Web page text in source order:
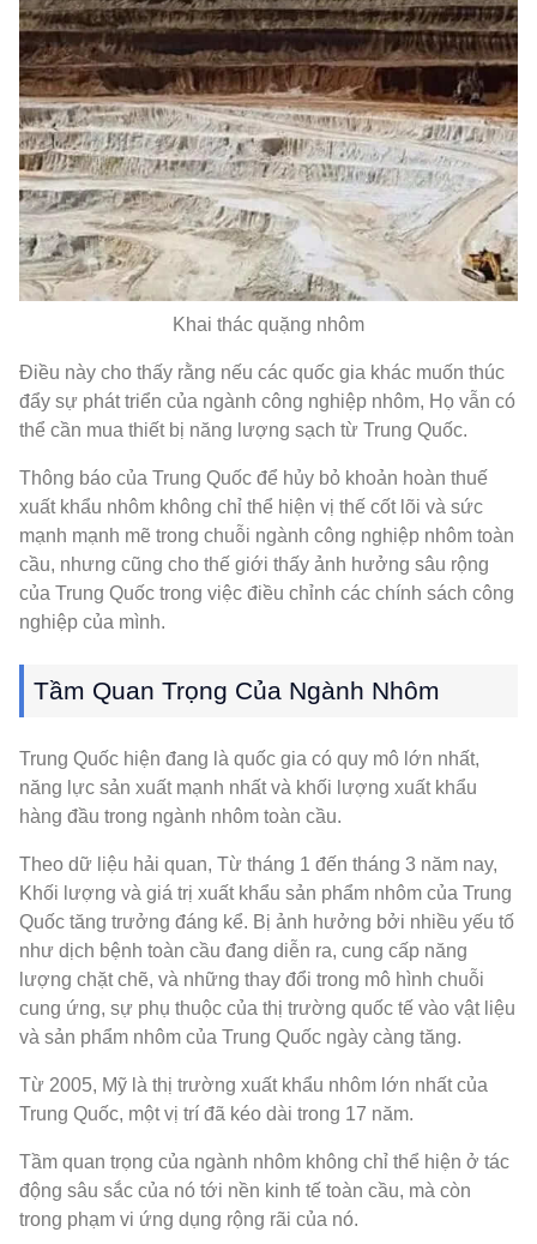
Khai thác quặng nhôm
Điều này cho thấy rằng nếu các quốc gia khác muốn thúc
đẩy sự phát triển của ngành công nghiệp nhôm, Họ vẫn có
thể cần mua thiết bị năng lượng sạch từ Trung Quốc.
Thông báo của Trung Quốc để hủy bỏ khoản hoàn thuế
xuất khẩu nhôm không chỉ thể hiện vị thế cốt lõi và sức
mạnh mạnh mẽ trong chuỗi ngành công nghiệp nhôm toàn
cầu, nhưng cũng cho thế giới thấy ảnh hưởng sâu rộng
của Trung Quốc trong việc điều chỉnh các chính sách công
nghiệp của mình.
Tầm Quan Trọng Của Ngành Nhôm
Trung Quốc hiện đang là quốc gia có quy mô lớn nhất,
năng lực sản xuất mạnh nhất và khối lượng xuất khẩu
hàng đầu trong ngành nhôm toàn cầu.
Theo dữ liệu hải quan, Từ tháng 1 đến tháng 3 năm nay,
Khối lượng và giá trị xuất khẩu sản phẩm nhôm của Trung
Quốc tăng trưởng đáng kể. Bị ảnh hưởng bởi nhiều yếu tố
như dịch bệnh toàn cầu đang diễn ra, cung cấp năng
lượng chặt chẽ, và những thay đổi trong mô hình chuỗi
cung ứng, sự phụ thuộc của thị trường quốc tế vào vật liệu
và sản phẩm nhôm của Trung Quốc ngày càng tăng.
Từ 2005, Mỹ là thị trường xuất khẩu nhôm lớn nhất của
Trung Quốc, một vị trí đã kéo dài trong 17 năm.
Tầm quan trọng của ngành nhôm không chỉ thể hiện ở tác
động sâu sắc của nó tới nền kinh tế toàn cầu, mà còn
trong phạm vi ứng dụng rộng rãi của nó.